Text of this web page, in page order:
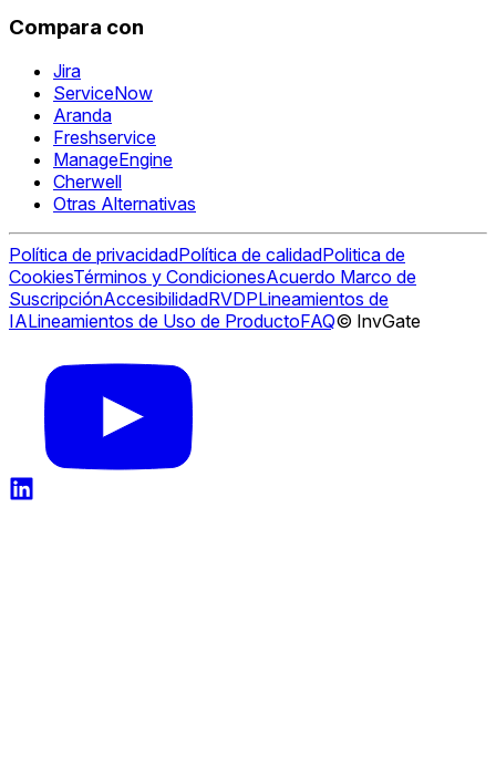
Compara con
Jira
ServiceNow
Aranda
Freshservice
ManageEngine
Cherwell
Otras Alternativas
Política de privacidadPolítica de calidadPolitica de
CookiesTérminos y CondicionesAcuerdo Marco de
SuscripciónAccesibilidadRVDPLineamientos de
IALineamientos de Uso de ProductoFAQ© InvGate